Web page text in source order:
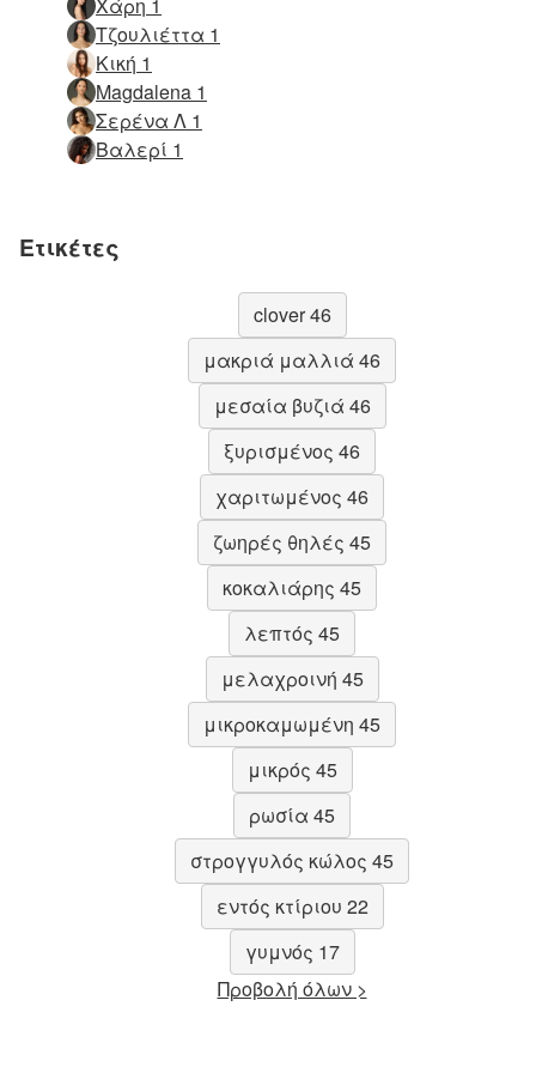
Τζουλιέττα 1
Κική 1
Magdalena 1
Σερένα Λ 1
Βαλερί 1
Ετικέτες
clover 46
μακριά μαλλιά 46
μεσαία βυζιά 46
ξυρισμένος 46
χαριτωμένος 46
ζωηρές θηλές 45
κοκαλιάρης 45
λεπτός 45
μελαχροινή 45
μικροκαμωμένη 45
μικρός 45
ρωσία 45
στρογγυλός κώλος 45
εντός κτίριου 22
γυμνός 17
Προβολή όλων >